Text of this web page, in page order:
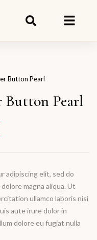
Button Pearl
Button Pearl
adipiscing elit, sed do
magna aliqua. Ut
ullamco laboris nisi
aute irure dolor in
dolore eu fugiat nulla